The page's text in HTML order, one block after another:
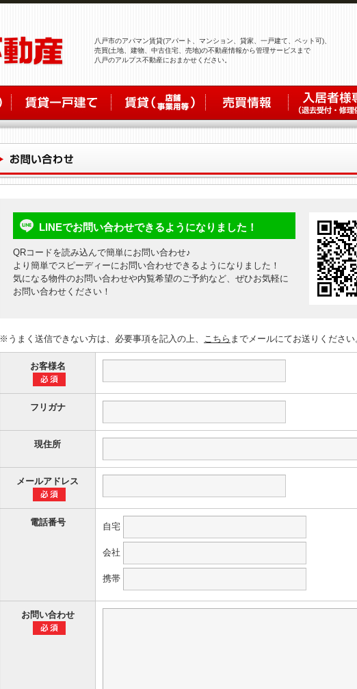
八戸市のアパマン賃貸(アパート、マンション、貸家、一戸建て、ペット可)、
売買(土地、建物、中古住宅、売地)の不動産情報から管理サービスまで
八戸のアルプス不動産におまかせください。
LINEでお問い合わせできるようになりました！
QRコードを読み込んで簡単にお問い合わせ♪
より簡単でスピーディーにお問い合わせできるようになりました！
気になる物件のお問い合わせや内覧希望のご予約など、ぜひお気軽に
お問い合わせください！
※うまく送信できない方は、必要事項を記入の上、 こちら までメールにてお送りください
お客様名
フリガナ
現住所
メールアドレス
電話番号 自宅
会社
携帯
お問い合わせ